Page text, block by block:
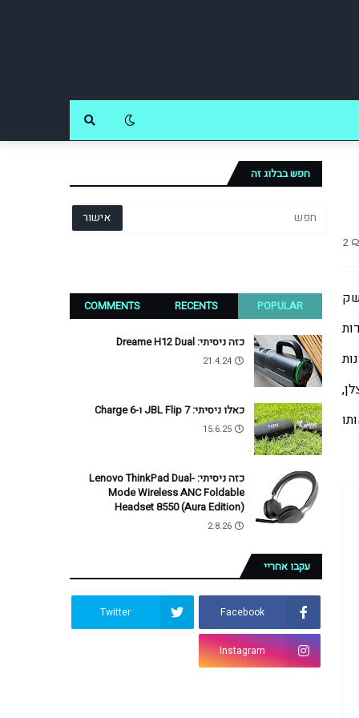
2
ו-Suunto, שהציעו בעיקר עמידות
רבה יותר, מעקב מדויק יותר אחר פעיליות ספורט וזמן סוללה ארוך יותר, לצד היכולת לקבל התראות מהטלפון. בשנים האחרונות
חפש בבלוג זה
POPULAR
RECENTS
COMMENTS
כזה ניסיתי: Dreame H12 Dual
21.4.24
כאלו ניסיתי: JBL Flip 7 ו-Charge 6
15.6.25
כזה ניסיתי: Lenovo ThinkPad Dual-
Mode Wireless ANC Foldable
Headset 8550 (Aura Edition)
2.8.26
עקבו אחריי
Facebook
Twitter
Instagram